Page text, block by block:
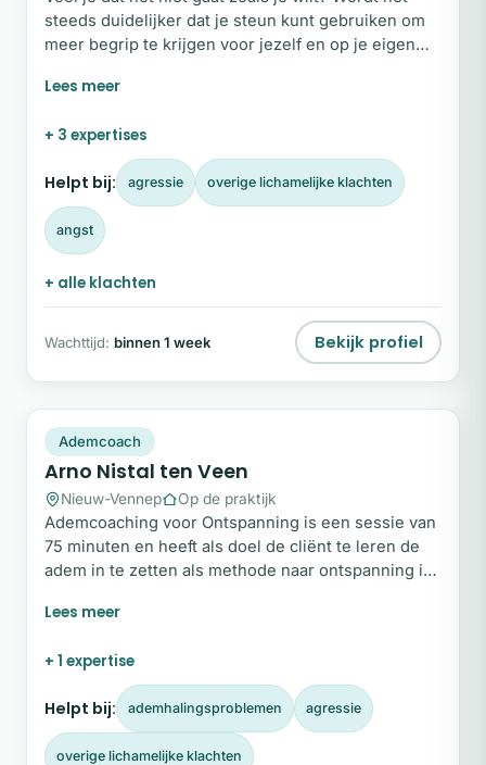
steeds duidelijker dat je steun kunt gebruiken om
meer begrip te krijgen voor jezelf en op je eigen
Mijn naam is Paul Vossen. Na een studie
aantal jaar geleden teruggekeerd naar mijn
oorspronkelijke pad.
+ 3 expertises
Helpt bij: agressie overige lichamelijke klachten
angst
+ alle klachten
Wachttijd: binnen 1 week Bekijk profiel
Plek beschikbaar
Ademcoach
Arno Nistal ten Veen
Nieuw-Vennep Op de praktijk
Ademcoaching voor Ontspanning is een sessie van
75 minuten en heeft als doel de cliënt te leren de
adem in te zetten als methode naar ontspanning in
Transformatie is een sessie van 2,5 uur waarin we
trauma.
+ 1 expertise
Helpt bij: ademhalingsproblemen agressie
overige lichamelijke klachten